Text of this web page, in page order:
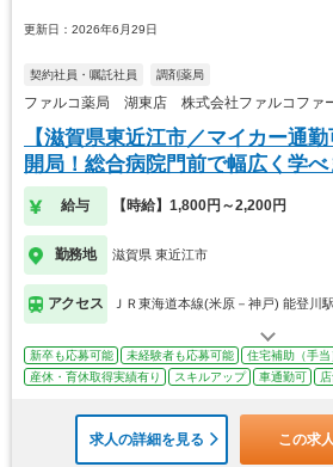
更新日：2026年6月29日
契約社員・嘱託社員 調剤薬局
ファルコ薬局 湖東店 株式会社ファルコファ
【滋賀県東近江市／マイカー通
開局！総合病院門前で幅広く学べ
給与 【時給】1,800円～2,200円
勤務地 滋賀県 東近江市
アクセス ＪＲ東海道本線(米原－神戸) 能登川駅
新卒も応募可能 未経験者も応募可能
住宅補助（手当
産休・育休取得実績有り
スキルアップ 車通勤可
求人の詳細を見る この求